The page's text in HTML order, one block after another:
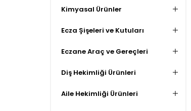
Kimyasal Ürünler
Ecza Şişeleri ve Kutuları
Eczane Araç ve Gereçleri
Diş Hekimliği Ürünleri
Aile Hekimliği Ürünleri